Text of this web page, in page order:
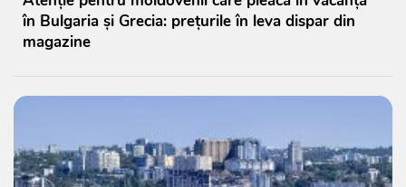
în Bulgaria și Grecia: prețurile în leva dispar din
magazine